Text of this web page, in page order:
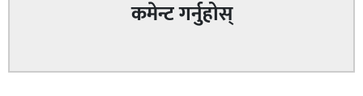
कमेन्ट गर्नुहोस्